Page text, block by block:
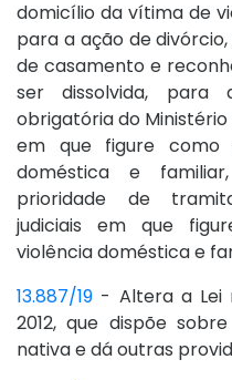
domicílio da vítima de
para a ação de
de casamento e
ser dissolvida, para
obrigatória do
em que figure como
doméstica e
prioridade de
judiciais em que
violência doméstica e
13.887/19 - Altera a Lei
2012, que dispõe
nativa e dá outras